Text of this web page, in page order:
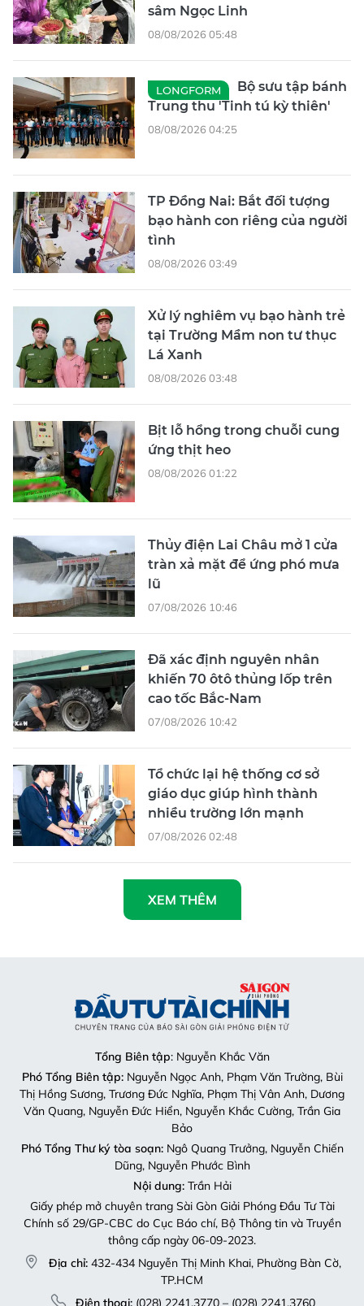
sâm Ngọc Linh
08/08/2026 05:48
LONGFORM
Bộ sưu tập bánh
Trung thu 'Tinh tú kỳ thiên'
08/08/2026 04:25
TP Đồng Nai: Bắt đối tượng
bạo hành con riêng của người
tình
08/08/2026 03:49
Xử lý nghiêm vụ bạo hành trẻ
tại Trường Mầm non tư thục
Lá Xanh
08/08/2026 03:48
Bịt lỗ hổng trong chuỗi cung
ứng thịt heo
08/08/2026 01:22
Thủy điện Lai Châu mở 1 cửa
tràn xả mặt để ứng phó mưa
lũ
07/08/2026 10:46
Đã xác định nguyên nhân
khiến 70 ôtô thủng lốp trên
cao tốc Bắc-Nam
07/08/2026 10:42
Tổ chức lại hệ thống cơ sở
giáo dục giúp hình thành
nhiều trường lớn mạnh
07/08/2026 02:48
XEM THÊM
Tổng Biên tập: Nguyễn Khắc Văn
Phó Tổng Biên tập:Nguyễn Ngọc Anh, Phạm Văn Trường, Bùi
Thị Hồng Sương, Trương Đức Nghĩa, Phạm Thị Vân Anh, Dương
Văn Quang, Nguyễn Đức Hiển, Nguyễn Khắc Cường, Trần Gia
Bảo
Phó Tổng Thư ký tòa soạn:Ngô Quang Trưởng, Nguyễn Chiến
Dũng, Nguyễn Phước Bình
Nội dung:Trần Hải
Giấy phép mở chuyên trang Sài Gòn Giải Phóng Đầu Tư Tài
Chính số 29/GP-CBC do Cục Báo chí, Bộ Thông tin và Truyền
thông cấp ngày 06-09-2023.
Địa chỉ: 432-434 Nguyễn Thị Minh Khai, Phường Bàn Cờ,
TP.HCM
Điện thoại:(028) 2241.3770 – (028) 2241.3760